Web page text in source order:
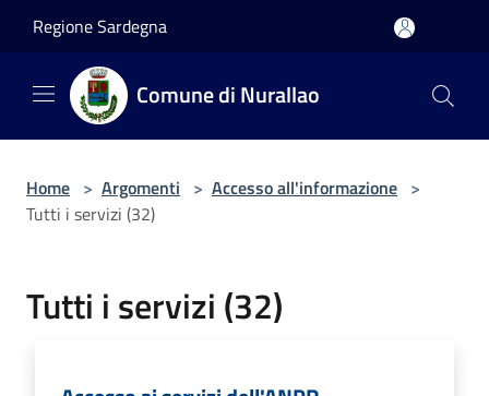
Regione Sardegna
Comune di Nurallao
Home > Argomenti > Accesso all'informazione >
Tutti i servizi (32)
Tutti i servizi (32)